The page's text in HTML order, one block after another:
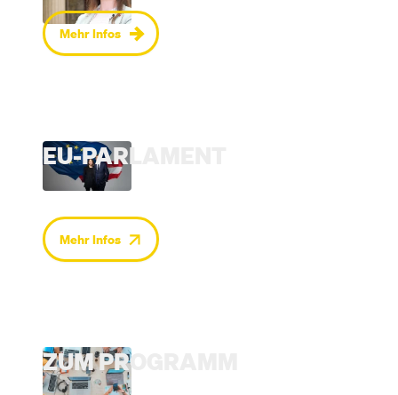
Mehr Infos
EU-PARLAMENT
Mehr Infos
ZUM PROGRAMM